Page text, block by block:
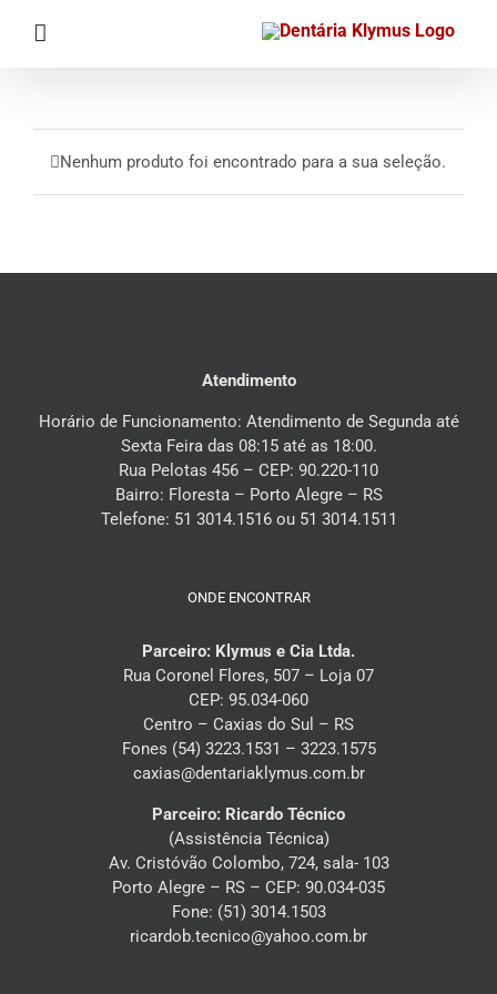
Nenhum produto foi encontrado para a sua seleção.
Atendimento
Horário de Funcionamento: Atendimento de Segunda até
Sexta Feira das 08:15 até as 18:00.
Rua Pelotas 456 – CEP: 90.220-110
Bairro: Floresta – Porto Alegre – RS
Telefone: 51 3014.1516 ou 51 3014.1511
ONDE ENCONTRAR
Parceiro: Klymus e Cia Ltda.
Rua Coronel Flores, 507 – Loja 07
CEP: 95.034-060
Centro – Caxias do Sul – RS
Fones (54) 3223.1531 – 3223.1575
caxias@dentariaklymus.com.br
Parceiro: Ricardo Técnico
(Assistência Técnica)
Av. Cristóvão Colombo, 724, sala- 103
Porto Alegre – RS – CEP: 90.034-035
Fone: (51) 3014.1503
ricardob.tecnico@yahoo.com.br